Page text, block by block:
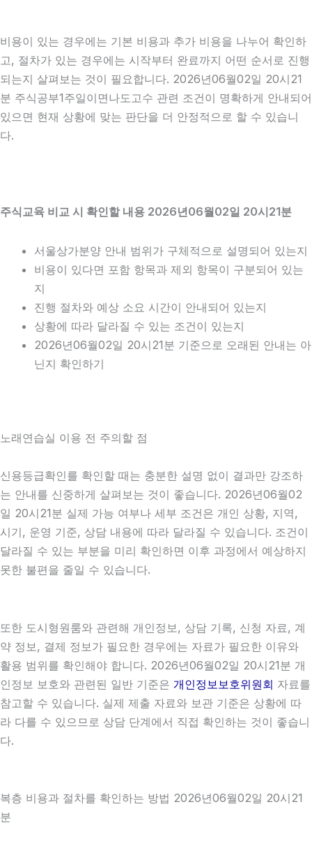
비용이 있는 경우에는 기본 비용과 추가 비용을 나누어 확인하
고, 절차가 있는 경우에는 시작부터 완료까지 어떤 순서로 진행
되는지 살펴보는 것이 필요합니다. 2026년06월02일 20시21
분 주식공부1주일이면나도고수 관련 조건이 명확하게 안내되어
있으면 현재 상황에 맞는 판단을 더 안정적으로 할 수 있습니
다.
주식교육 비교 시 확인할 내용 2026년06월02일 20시21분
서울상가분양 안내 범위가 구체적으로 설명되어 있는지
비용이 있다면 포함 항목과 제외 항목이 구분되어 있는
지
진행 절차와 예상 소요 시간이 안내되어 있는지
상황에 따라 달라질 수 있는 조건이 있는지
2026년06월02일 20시21분 기준으로 오래된 안내는 아
닌지 확인하기
노래연습실 이용 전 주의할 점
신용등급확인를 확인할 때는 충분한 설명 없이 결과만 강조하
는 안내를 신중하게 살펴보는 것이 좋습니다. 2026년06월02
일 20시21분 실제 가능 여부나 세부 조건은 개인 상황, 지역,
시기, 운영 기준, 상담 내용에 따라 달라질 수 있습니다. 조건이
달라질 수 있는 부분을 미리 확인하면 이후 과정에서 예상하지
못한 불편을 줄일 수 있습니다.
또한 도시형원룸와 관련해 개인정보, 상담 기록, 신청 자료, 계
약 정보, 결제 정보가 필요한 경우에는 자료가 필요한 이유와
활용 범위를 확인해야 합니다. 2026년06월02일 20시21분 개
인정보 보호와 관련된 일반 기준은 개인정보보호위원회 자료를
참고할 수 있습니다. 실제 제출 자료와 보관 기준은 상황에 따
라 다를 수 있으므로 상담 단계에서 직접 확인하는 것이 좋습니
다.
복층 비용과 절차를 확인하는 방법 2026년06월02일 20시21
분